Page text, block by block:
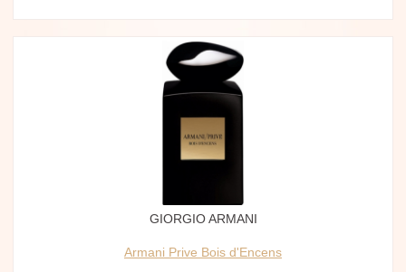
GIORGIO ARMANI
Armani Prive Bois d'Encens